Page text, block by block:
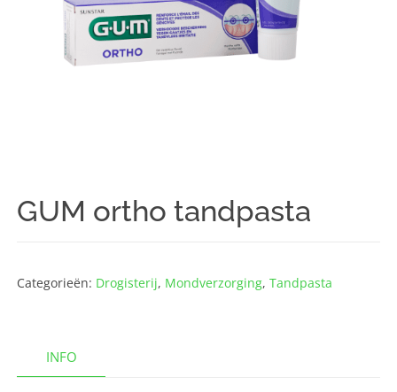
GUM ortho tandpasta
Categorieën: Drogisterij, Mondverzorging,Tandpasta
INFO